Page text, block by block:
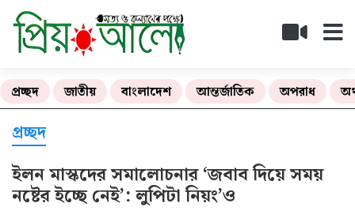
প্রচ্ছদ জাতীয় বাংলাদেশ আন্তর্জাতিক অপরাধ
প্রচ্ছদ
ইলন মাস্কদের সমালোচনার ‘জবাব দিয়ে সময়
নষ্টের ইচ্ছে নেই’: লুপিটা নিয়ং’ও